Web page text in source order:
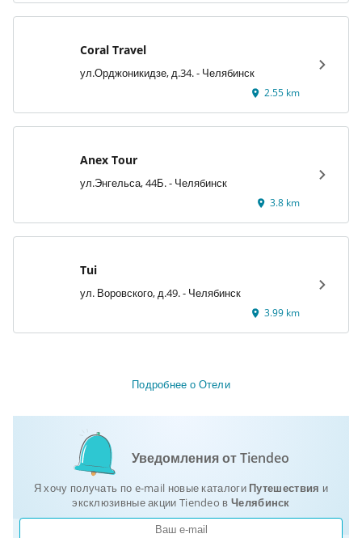
Coral Travel
ул.Орджоникидзе, д.34. - Челябинск
2.55 km
Anex Tour
ул.Энгельса, 44Б. - Челябинск
3.8 km
Tui
ул. Воровского, д.49. - Челябинск
3.99 km
Подробнее о Отели
Уведомления от Tiendeo
Я хочу получать по e-mail новые каталоги Путешествия и
эксклюзивные акции Tiendeo в Челябинск